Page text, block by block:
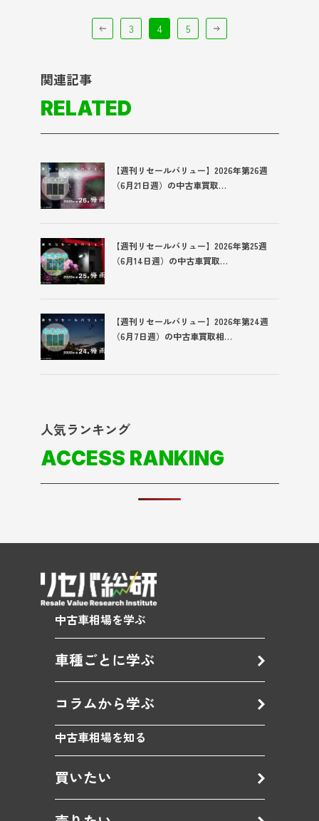
3 4 5
関連記事
RELATED
【週刊リセールバリュー】2026年第26週
（6月21日週）の中古車買取…
【週刊リセールバリュー】2026年第25週
（6月14日週）の中古車買取…
【週刊リセールバリュー】2026年第24週
（6月7日週）の中古車買取相…
人気ランキング
ACCESS RANKING
中古車相場を学ぶ
車種ごとに学ぶ
コラムから学ぶ
中古車相場を知る
買いたい